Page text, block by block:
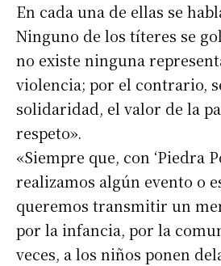
En cada una de ellas se
Ninguno de los títeres se
no existe ninguna
violencia; por el contrario,
solidaridad, el valor de la
respeto».
«Siempre que, con ‘Piedra
realizamos algún evento o
queremos transmitir un
por la infancia, por la
veces, a los niños ponen